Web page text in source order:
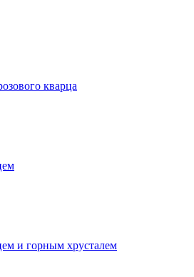
кварца
и горным хрусталем